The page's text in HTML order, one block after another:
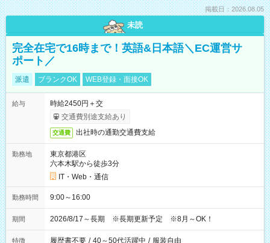
掲載日：2026.08.05
未読
完全在宅で16時まで！英語&日本語＼EC運営サ
ポート／
派遣 ブランクOK WEB登録・面接OK
給与
時給2450円＋交
交通費別途支給あり
交通費 出社時の通勤交通費支給
勤務地
東京都港区
六本木駅から徒歩3分
IT・Web・通信
勤務時間 9:00～16:00
期間 2026/8/17～長期 ※長期更新予定 ※8月～OK！
特徴 履歴書不要 / 40～50代活躍中 / 服装自由